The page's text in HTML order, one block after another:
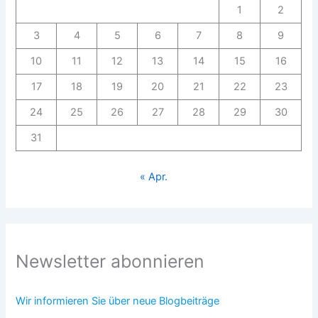
1
2
3
4 5 6 7 8
9
10
11 12 13 14 15
16
17
18 19 20 21 22
23
24
25 26 27 28 29
30
31
« Apr.
Newsletter abonnieren
Wir informieren Sie über neue Blogbeiträge